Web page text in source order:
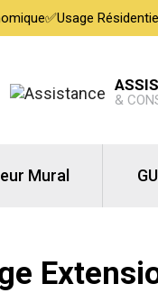
&
Mural